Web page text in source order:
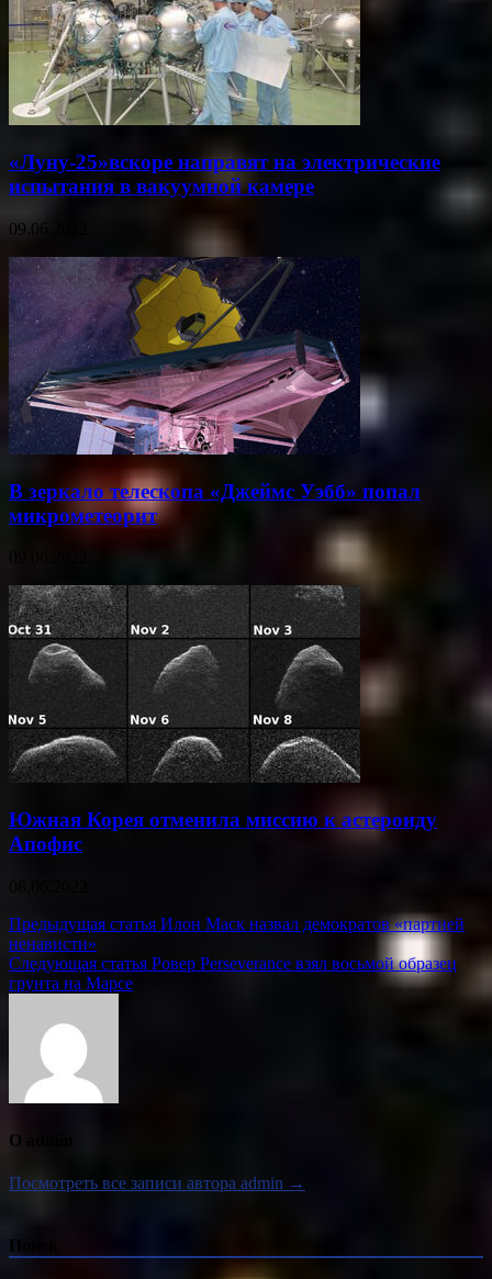
«Луну-25»вскоре направят на электрические
испытания в вакуумной камере
09.06.2022
В зеркало телескопа «Джеймс Уэбб» попал
микрометеорит
Южная Корея отменила миссию к астероиду
Апофис
Навигация
по
записям
Предыдущая статья Илон Маск назвал демократов «партией
ненависти»
Следующая статья Ровер Perseverance взял восьмой образец
грунта на Марсе
О admin
Посмотреть все записи автора admin →